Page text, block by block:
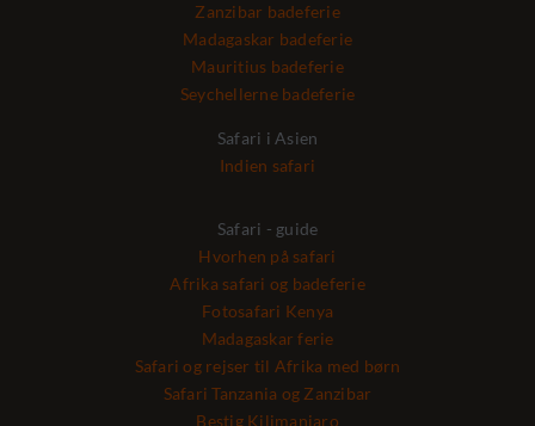
Zanzibar badeferie
Madagaskar badeferie
Mauritius badeferie
Seychellerne badeferie
Safari i Asien
Indien safari
Safari - guide
Hvorhen på safari
Afrika safari og badeferie
Fotosafari Kenya
Madagaskar ferie
Safari og rejser til Afrika med børn
Safari Tanzania og Zanzibar
Bestig Kilimanjaro